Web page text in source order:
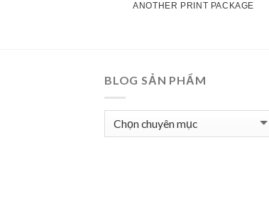
ANOTHER PRINT PACKAGE
BLOG SẢN PHẨM
BLOG
SẢN